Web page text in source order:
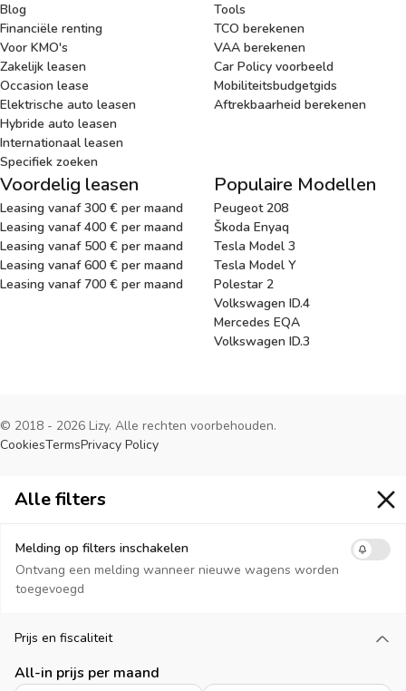
Blog
Financiële renting
Voor KMO's
Zakelijk leasen
Occasion lease
Elektrische auto leasen
Hybride auto leasen
Internationaal leasen
Specifiek zoeken
Tools
TCO berekenen
VAA berekenen
Car Policy voorbeeld
Mobiliteitsbudgetgids
Aftrekbaarheid berekenen
Voordelig leasen
Leasing vanaf 300 € per maand
Leasing vanaf 400 € per maand
Leasing vanaf 500 € per maand
Leasing vanaf 600 € per maand
Leasing vanaf 700 € per maand
Populaire Modellen
Peugeot 208
Škoda Enyaq
Tesla Model 3
Tesla Model Y
Polestar 2
Volkswagen ID.4
Mercedes EQA
Volkswagen ID.3
© 2018 - 2026 Lizy. Alle rechten voorbehouden.
CookiesTermsPrivacy Policy
Alle filters
Alle filters
Melding op filters inschakelen
Ontvang een melding wanneer nieuwe wagens worden
toegevoegd
Prijs en fiscaliteit
All-in prijs per maand